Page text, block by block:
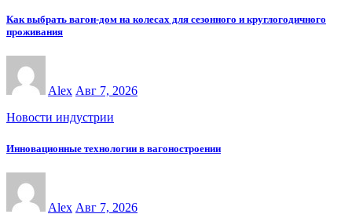
Как выбрать вагон-дом на колесах для сезонного и круглогодичного
проживания
Alex Авг 7, 2026
Новости индустрии
Инновационные технологии в вагоностроении
Alex Авг 7, 2026